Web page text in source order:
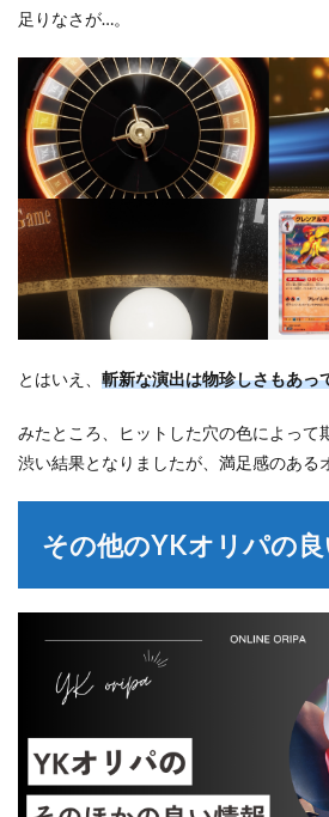
足りなさが…。
とはいえ、 斬新な演出は物珍しさもあっ
みたところ、ヒットした穴の色によって
渋い結果となりましたが、満足感のある
その他のYKオリパの